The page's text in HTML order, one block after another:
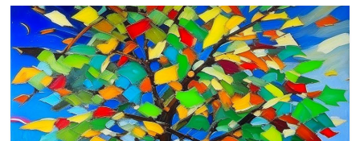
маданияты
жана
адабияты